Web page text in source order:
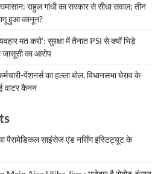
राहुल गांधी का सरकार से सीधा सवाल; तीन
हुआ कानून?
मत करो’: सुरक्षा में तैनात PSI से क्यों भिड़े
जासूसी का आरोप
पेंशनर्स का हल्ला बोल, विधानसभा घेराव के
वाटर कैनन
पैरामेडिकल साइंसेज एंड नर्सिंग इंस्टिट्यूट के